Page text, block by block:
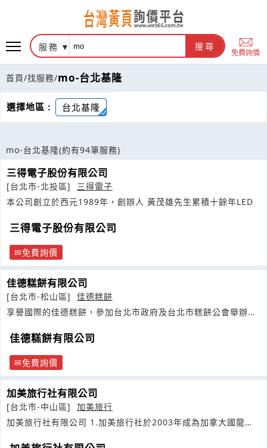
服務 搜尋
免費詢價
首頁/找服務/mo-台北基隆
選擇地區 : 台北基隆
mo-台北基隆(約有94筆服務)
三得電子股份有限公司
[台北市-北投區]
三得電子
本公司創立於西元1989年，創辦人 黃茂雄先生累積十餘年LED
三得電子股份有限公司
免費詢價
佳德糕餅有限公司
[台北市-松山區]
佳德糕餅
享譽國際的佳德糕餅，參加台北市政府及台北市糕餅公會舉辦的
佳德糕餅有限公司
免費詢價
加美旅行社有限公司
[台北市-中山區]
加美旅行
加美旅行社有限公司 1.加美旅行社於2003年成為加拿大國龍航